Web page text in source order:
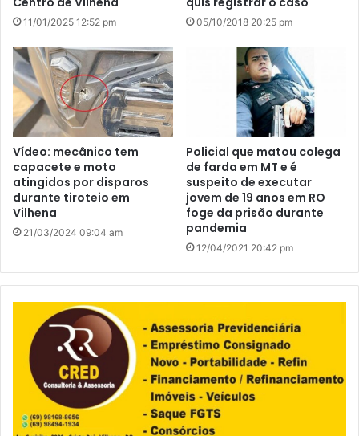
11/01/2025 12:52 pm 05/10/2018 20:25 pm
Vídeo: mecânico tem
capacete e moto
atingidos por disparos
durante tiroteio em
Vilhena
21/03/2024 09:04 am
Policial que matou colega
de farda em MT e é
suspeito de executar
jovem de 19 anos em RO
foge da prisão durante
pandemia
12/04/2021 20:42 pm